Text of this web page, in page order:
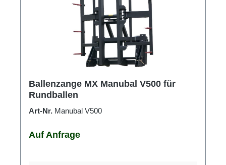
Ballenzange MX Manubal V500 für
Rundballen
Art-Nr. Manubal V500
Auf Anfrage